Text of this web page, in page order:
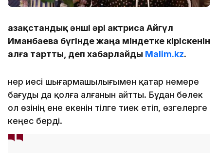
Қазақстандық әнші әрі актриса Айгүл
Иманбаева бүгінде жаңа міндетке кіріскенін
алға тартты, деп хабарлайды Malim.kz.
Өнер иесі шығармашылығымен қатар немере
бағуды да қолға алғанын айтты. Бұдан бөлек
ол өзінің ене екенін тілге тиек етіп, өзгелерге
кеңес берді.